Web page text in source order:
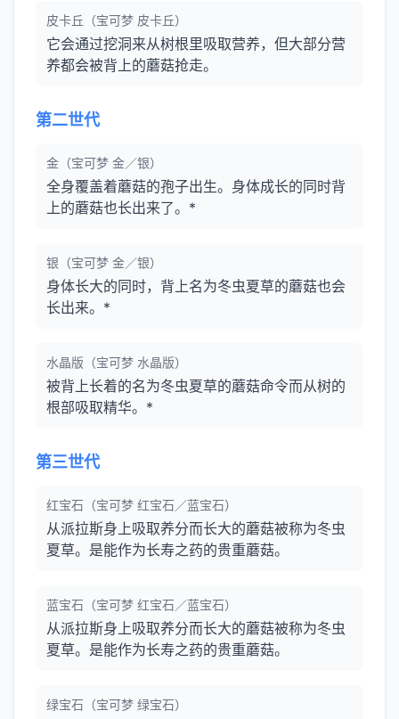
皮卡丘（宝可梦 皮卡丘）
它会通过挖洞来从树根里吸取营养，但大部分营
养都会被背上的蘑菇抢走。
第二世代
金（宝可梦 金／银）
全身覆盖着蘑菇的孢子出生。身体成长的同时背
上的蘑菇也长出来了。*
银（宝可梦 金／银）
身体长大的同时，背上名为冬虫夏草的蘑菇也会
长出来。*
水晶版（宝可梦 水晶版）
被背上长着的名为冬虫夏草的蘑菇命令而从树的
根部吸取精华。*
第三世代
红宝石（宝可梦 红宝石／蓝宝石）
从派拉斯身上吸取养分而长大的蘑菇被称为冬虫
夏草。是能作为长寿之药的贵重蘑菇。
蓝宝石（宝可梦 红宝石／蓝宝石）
从派拉斯身上吸取养分而长大的蘑菇被称为冬虫
夏草。是能作为长寿之药的贵重蘑菇。
绿宝石（宝可梦 绿宝石）